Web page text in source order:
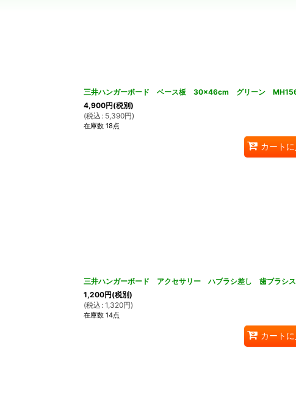
三井ハンガーボード ベース板 30×46cm グリーン
4,900円(税別)
(税込 : 5,390円)
在庫数 18点
カート
三井ハンガーボード アクセサリー ハブラシ差し 歯ブラ
1,200円(税別)
(税込 : 1,320円)
在庫数 14点
カート